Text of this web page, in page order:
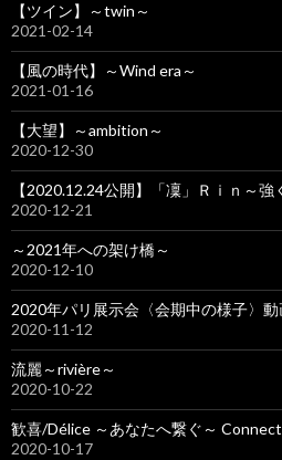
【ツイン】～twin～
2021-02-14
【風の時代】～Wind era～
2021-01-16
【大望】～ambition～
2020-12-30
【2020.12.24公開】「凜」Ｒｉｎ～強
2020-12-21
～2021年への架け橋～
2020-12-10
2020年パリ展示会〈会期中の様子〉
2020-11-12
流麗～rivière～
2020-10-22
歓喜/Délice ～あなたへ繋ぐ～
2020-10-17